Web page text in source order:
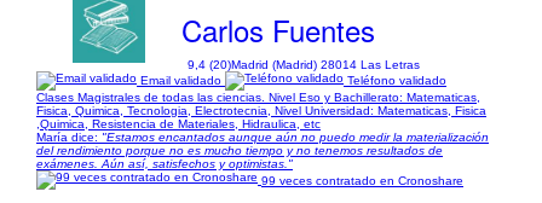
Carlos Fuentes
9,4 (20)Madrid (Madrid) 28014 Las Letras
Email validado
Teléfono validado
Clases Magistrales de todas las ciencias. Nivel Eso y Bachillerato: Matematicas,
Fisica, Quimica, Tecnologia, Electrotecnia, Nivel Universidad: Matematicas, Fisica
,Quimica, Resistencia de Materiales, Hidraulica, etc
María dice: "Estamos encantados aunque aún no puedo medir la materialización
del rendimiento porque no es mucho tiempo y no tenemos resultados de
exámenes. Aún así, satisfechos y optimistas."
99 veces contratado en Cronoshare